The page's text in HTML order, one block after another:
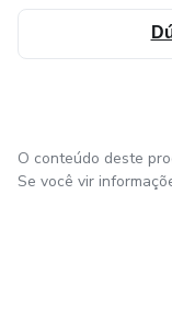
O conteúdo deste
Se você vir